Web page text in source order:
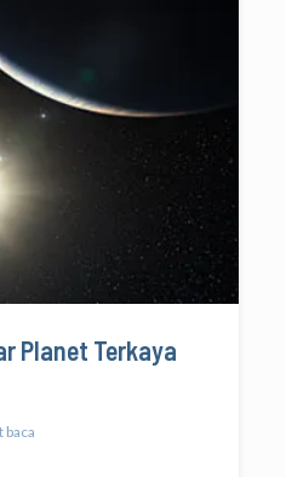
Planet Terkaya
baca